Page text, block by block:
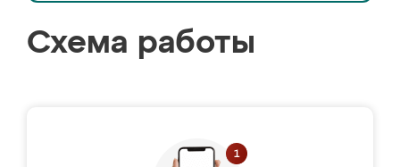
Схема работы